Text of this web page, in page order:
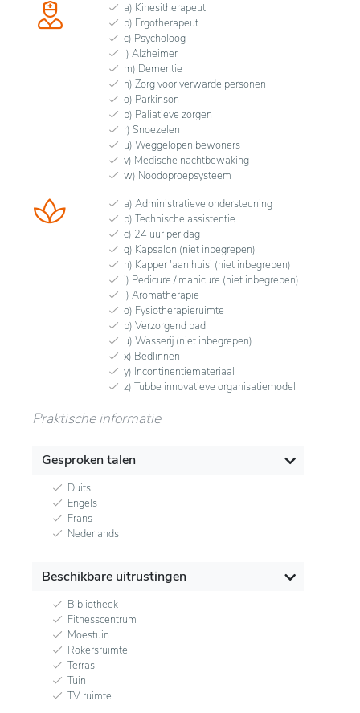
a) Kinesitherapeut
b) Ergotherapeut
c) Psycholoog
l) Alzheimer
m) Dementie
n) Zorg voor verwarde personen
o) Parkinson
p) Paliatieve zorgen
r) Snoezelen
u) Weggelopen bewoners
v) Medische nachtbewaking
w) Noodoproepsysteem
a) Administratieve ondersteuning
b) Technische assistentie
c) 24 uur per dag
g) Kapsalon (niet inbegrepen)
h) Kapper 'aan huis' (niet inbegrepen)
i) Pedicure / manicure (niet inbegrepen)
l) Aromatherapie
o) Fysiotherapieruimte
p) Verzorgend bad
u) Wasserij (niet inbegrepen)
x) Bedlinnen
y) Incontinentiemateriaal
z) Tubbe innovatieve organisatiemodel
Praktische informatie
Gesproken talen
Duits
Engels
Frans
Nederlands
Beschikbare uitrustingen
Bibliotheek
Fitnesscentrum
Moestuin
Rokersruimte
Terras
Tuin
TV ruimte